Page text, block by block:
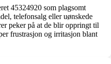
45324920 som plagsomt
telefonsalg eller uønskede
peker på at de blir oppringt til
frustrasjon og irritasjon blant